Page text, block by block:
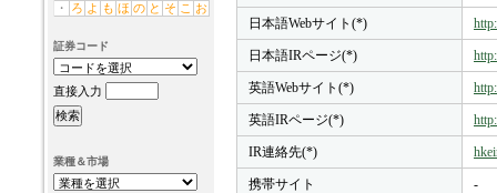
・
ろ よ も ほ の と そ こ お
証券コード
直接入力
業種＆市場
日本語Webサイト(*)
日本語IRページ(*)
英語Webサイト(*)
英語IRページ(*)
IR連絡先(*)
携帯サイト -